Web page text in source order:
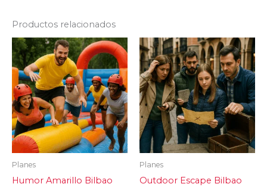
Productos relacionados
Planes
Humor Amarillo Bilbao
Planes
Outdoor Escape Bilbao